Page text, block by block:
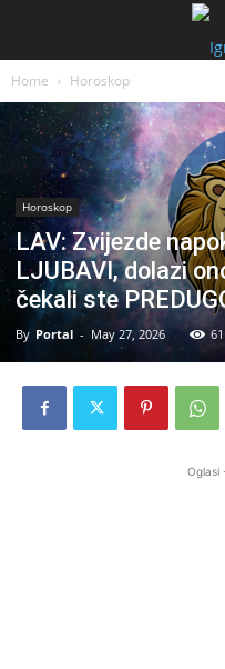
Home Horoskop
Horoskop
LAV: Zvijezde
LJUBAVI, dolazi
čekali ste
By Portal - May 27, 2026
Oglasi